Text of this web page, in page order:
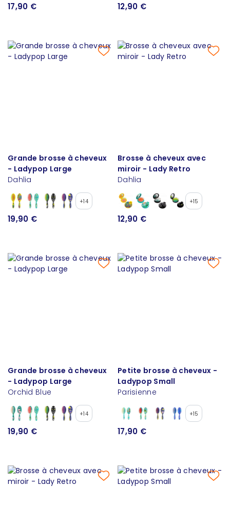
17,90 € 12,90 €
Grande brosse à cheveux
- Ladypop Large
Dahlia
+14
19,90 €
Brosse à cheveux avec
miroir - Lady Retro
Dahlia
+15
12,90 €
Grande brosse à cheveux
- Ladypop Large
Orchid Blue
+14
19,90 €
Petite brosse à cheveux -
Ladypop Small
Parisienne
+15
17,90 €